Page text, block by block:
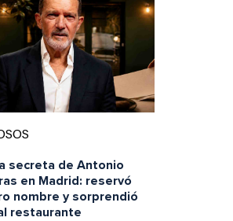
secreta de Antonio
en Madrid: reservó
nombre y sorprendió
restaurante